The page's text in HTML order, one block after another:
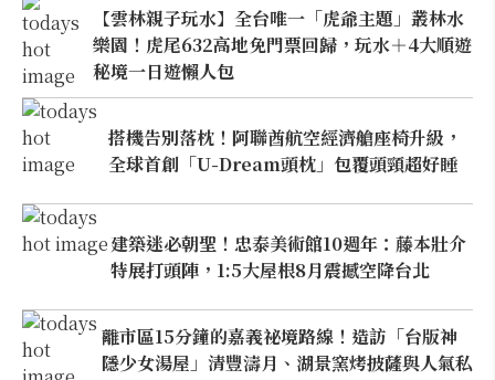
【雲林親子玩水】全台唯一「虎爺主題」叢林水
樂園！虎尾632高地免門票回歸，玩水＋4大順遊
秘境一日遊懶人包
搭機告別落枕！阿聯酋航空經濟艙座椅升級，
全球首創「U-Dream頭枕」包覆頭頸超好睡
建築迷必朝聖！忠泰美術館10週年：藤本壯介
特展打頭陣，1:5大屋根8月震撼空降台北
離市區15分鐘的嘉義祕境路線！造訪「台版神
隱少女湯屋」清豐濤月、湖景窯烤披薩與人氣私